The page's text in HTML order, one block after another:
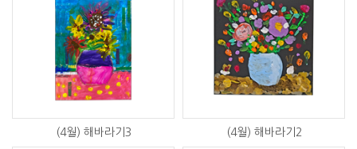
(4월) 해바라기3 (4월) 해바라기2